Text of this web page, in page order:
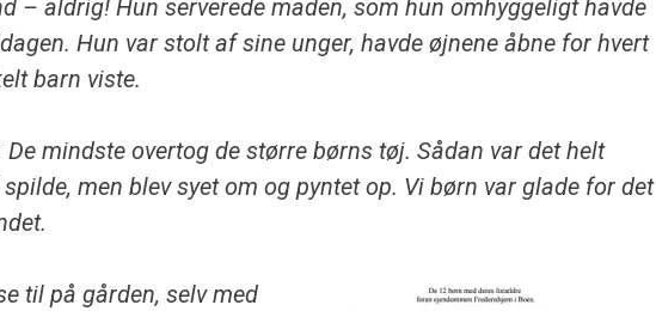
–aldrig! Hun serverede maden, som hun omhyggeligt havde
Hun var stolt af sine unger, havde øjnene åbne for hvert
barn viste.
De mindste overtog de større børns tøj. Sådan var det helt
spilde,men blev syet om og pyntet op. Vi børn var glade for det
til på gården, selv med